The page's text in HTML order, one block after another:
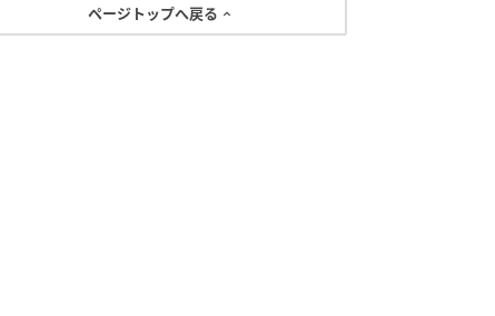
ページトップへ戻る